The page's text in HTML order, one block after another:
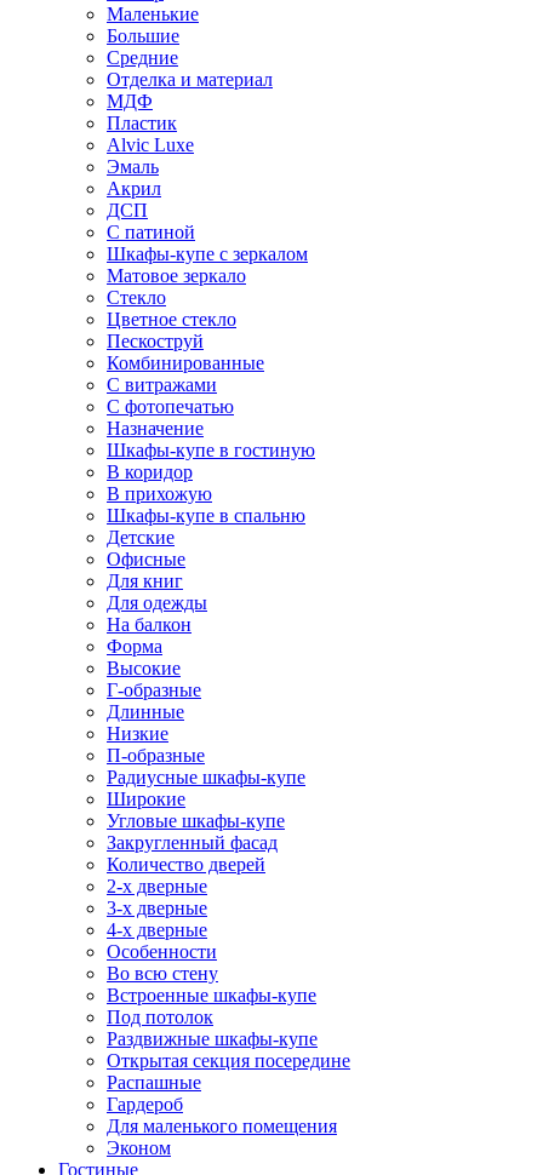
Маленькие
Большие
Средние
Отделка и материал
МДФ
Пластик
Alvic Luxe
Эмаль
Акрил
ДСП
С патиной
Шкафы-купе с зеркалом
Матовое зеркало
Стекло
Цветное стекло
Пескоструй
Комбинированные
С витражами
С фотопечатью
Назначение
Шкафы-купе в гостиную
В коридор
В прихожую
Шкафы-купе в спальню
Детские
Офисные
Для книг
Для одежды
На балкон
Форма
Высокие
Г-образные
Длинные
Низкие
П-образные
Радиусные шкафы-купе
Широкие
Угловые шкафы-купе
Закругленный фасад
Количество дверей
2-х дверные
3-х дверные
4-х дверные
Особенности
Во всю стену
Встроенные шкафы-купе
Под потолок
Раздвижные шкафы-купе
Открытая секция посередине
Распашные
Гардероб
Для маленького помещения
Эконом
Гостиные